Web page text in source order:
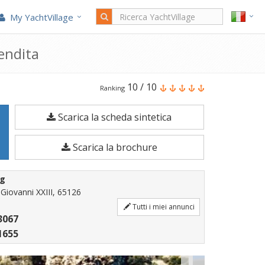
My YachtVillage
Il
Azimut
80
Carat
è
una
motore
Ranking 10 / 10
Scarica la scheda sintetica
Scarica la brochure
XXIII, 65126
Tutti i miei annunci